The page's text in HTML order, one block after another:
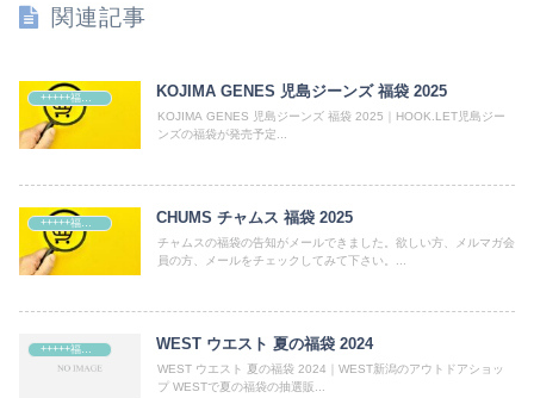
関連記事
KOJIMA GENES 児島ジーンズ 福袋 2025
KOJIMA GENES 児島ジーンズ 福袋 2025｜HOOK.LET児島ジー
ンズの福袋が発売予定...
+++++福袋++++++ CHUMS チャムス 福袋 2025
チャムスの福袋の告知がメールできました。欲しい方、メルマガ会
員の方、メールをチェックしてみて下さい。...
WEST ウエスト 夏の福袋 2024
WEST ウエスト 夏の福袋 2024｜WEST新潟のアウトドアショッ
プ WESTで夏の福袋の抽選販...